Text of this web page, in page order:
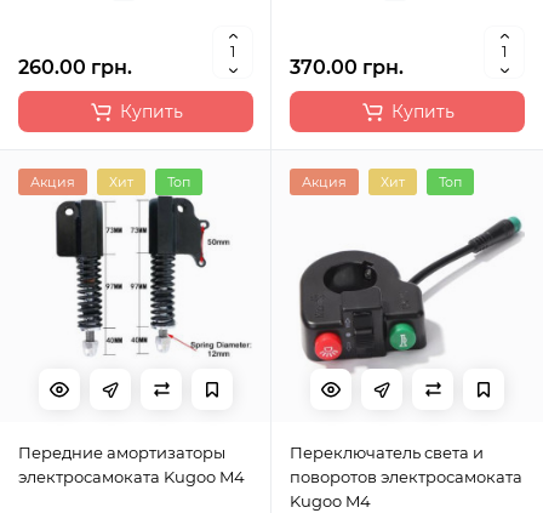
260.00 грн.
Купить
370.00 грн.
Купить
Акция Хит Топ
Передние амортизаторы
электросамоката Kugoo M4
Акция Хит Топ
Переключатель света и
поворотов электросамоката
Kugoo M4